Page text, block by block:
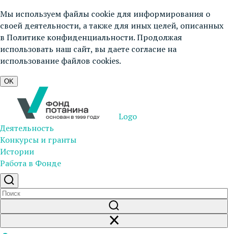
Мы используем файлы cookie для информирования о
своей деятельности, а также для иных целей, описанных
в Политике конфиденциальности. Продолжая
использовать наш сайт, вы даете согласие на
использование файлов cookies.
OK
Logo
Деятельность
Конкурсы и гранты
Истории
Работа в Фонде